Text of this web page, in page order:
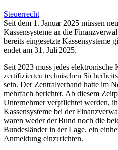
Steuerrecht
Seit dem 1. Januar 2025 müssen
Kassensysteme an die
bereits eingesetzte Kassensysteme
endet am 31. Juli 2025.
Seit 2023 muss jedes elektronische
zertifizierten technischen
sein. Der Zentralverband hatte im
mehrfach berichtet. Ab diesem
Unternehmer verpflichtet werden,
Kassensysteme bei der
waren weder der Bund noch die
Bundesländer in der Lage, ein
Anmeldung einzurichten.